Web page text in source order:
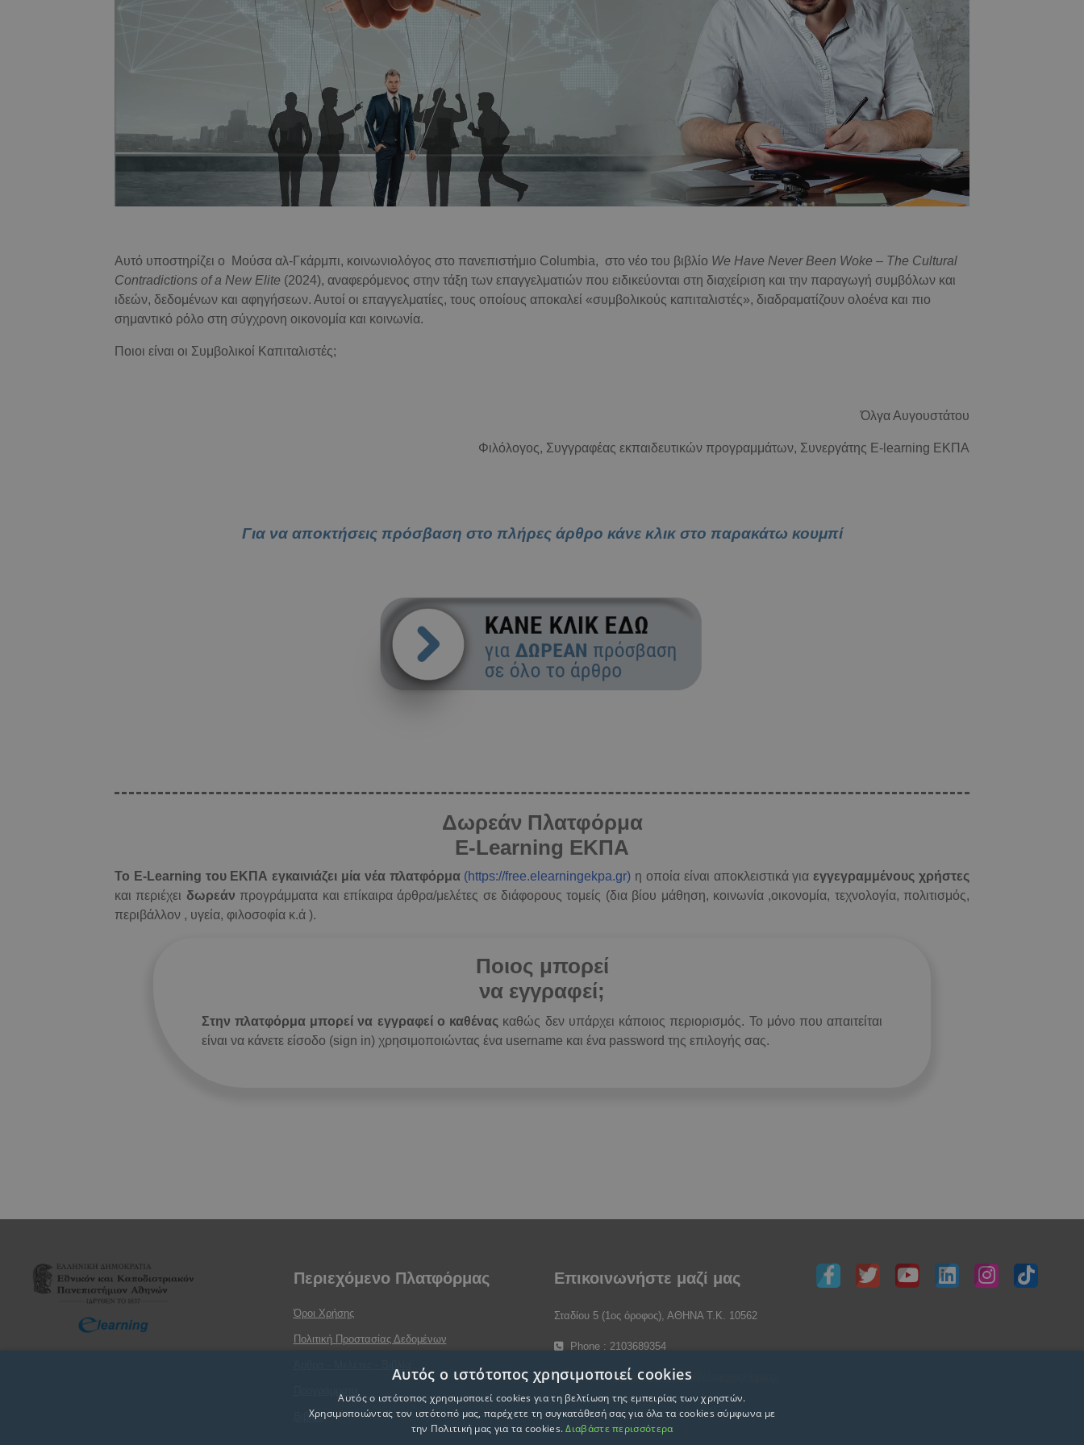
Αυτό υποστηρίζει ο Μούσα αλ-Γκάρμπι, κοινωνιολόγος στο πανεπιστήμιο Columbia, στο νέο του βιβλίο We Have Never Been Woke – The Cultural
Contradictions of a New Elite (2024), αναφερόμενος στην τάξη των επαγγελματιών που ειδικεύονται στη διαχείριση και την παραγωγή συμβόλων και
ιδεών, δεδομένων και αφηγήσεων. Αυτοί οι επαγγελματίες, τους οποίους αποκαλεί «συμβολικούς καπιταλιστές», διαδραματίζουν ολοένα και πιο
σημαντικό ρόλο στη σύγχρονη οικονομία και κοινωνία.
Ποιοι είναι οι Συμβολικοί Καπιταλιστές;
Όλγα Αυγουστάτου
Φιλόλογος, Συγγραφέας εκπαιδευτικών προγραμμάτων, Συνεργάτης E- learning ΕΚΠΑ
Για να αποκτήσεις πρόσβαση στο πλήρες άρθρο κάνε κλικ στο παρακάτω κουμπί
Δωρεάν Πλατφόρμα
E-Learning ΕΚΠΑ
Το E-Learning του ΕΚΠΑ εγκαινιάζει μία νέα πλατφόρμα (https://free.elearningekpa.gr) η οποία είναι αποκλειστικά γιαεγγεγραμμένους χρήστες
και περιέχει δωρεάνπρογράμματα και επίκαιρα άρθρα/μελέτες σε διάφορους τομείς (δια βίου μάθηση, κοινωνία ,οικονομία, τεχνολογία, πολιτισμός,
περιβάλλον , υγεία, φιλοσοφία κ.ά ).
Ποιος μπορεί
να εγγραφεί;
Στην πλατφόρμα μπορεί να εγγραφεί ο καθένας καθώς δεν υπάρχει κάποιος περιορισμός. Το μόνο που απαιτείται
είναι να κάνετε είσοδο (sign in) χρησιμοποιώντας ένα username και ένα password της επιλογής σας.
Περιεχόμενο Πλατφόρμας
Όροι Χρήσης
Πολιτική Προστασίας Δεδομένων
Βιβλία
Επικοινωνήστε μαζί μας
Σταδίου 5 (1ος όροφος), ΑΘΗΝΑ Τ.Κ. 10562
Phone : 2103689354
E-mail :elearn-secretariat@elearningekpa.gr
Αυτός ο ιστότοπος χρησιμοποιεί cookies
Αυτός ο ιστότοπος χρησιμοποιεί cookies για τη βελτίωση της εμπειρίας των χρηστών.
Χρησιμοποιώντας τον ιστότοπό μας, παρέχετε τη συγκατάθεσή σας για όλα τα cookies σύμφωνα με
την Πολιτική μας για τα cookies.Διαβάστε περισσότερα